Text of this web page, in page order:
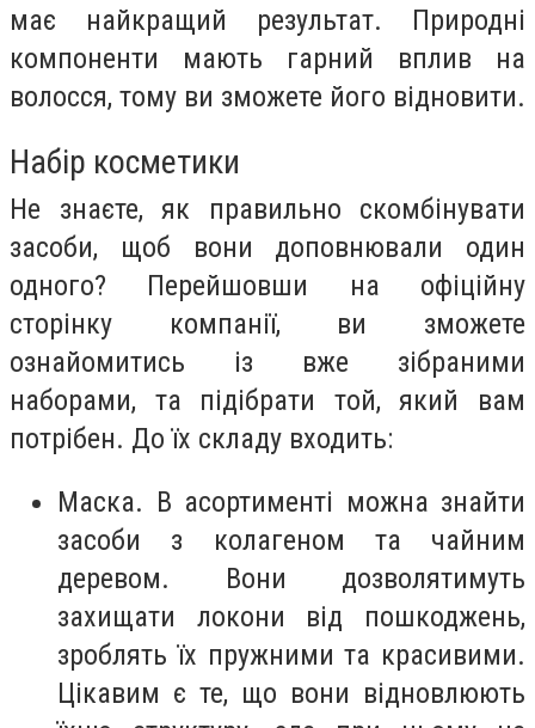
має найкращий результат. Природні
компоненти мають гарний вплив на
волосся, тому ви зможете його відновити.
Набір косметики
Не знаєте, як правильно скомбінувати
засоби, щоб вони доповнювали один
одного? Перейшовши на офіційну
сторінку компанії, ви зможете
ознайомитись із вже зібраними
наборами, та підібрати той, який вам
потрібен. До їх складу входить:
Маска. В асортименті можна знайти
засоби з колагеном та чайним
деревом. Вони дозволятимуть
захищати локони від пошкоджень,
зроблять їх пружними та красивими.
Цікавим є те, що вони відновлюють